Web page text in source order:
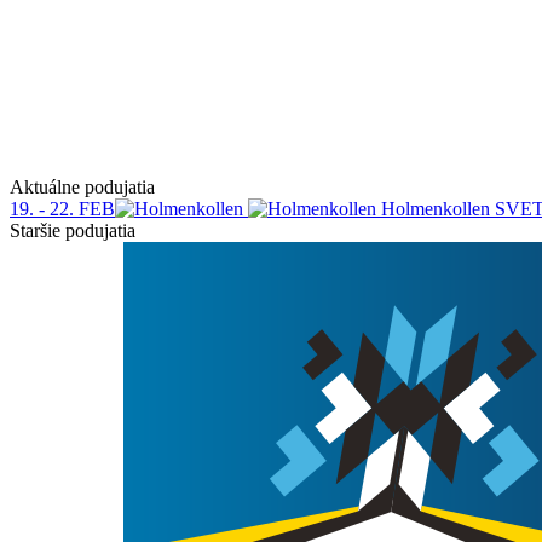
Aktuálne podujatia
19. - 22. FEB
Holmenkollen
Staršie podujatia